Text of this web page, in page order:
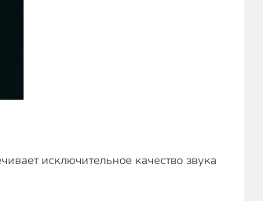
исключительное качество звука